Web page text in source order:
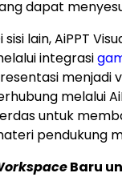
dapat
sisi lain, AiPPT
integrasi
menjadi
melalui
untuk
pendukung
Baru